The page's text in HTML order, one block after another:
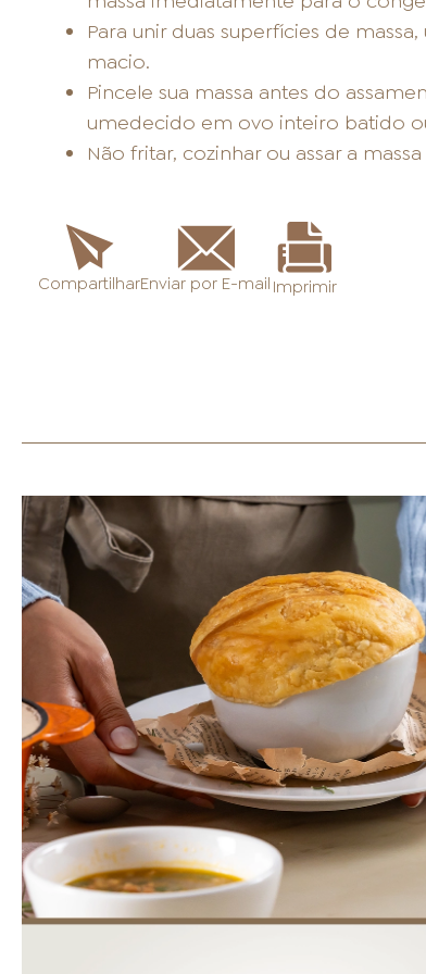
Para unir duas superfícies de
macio.
Pincele sua massa antes do
umedecido em ovo inteiro batido
Não fritar, cozinhar ou assar a
CompartilharEnviar por E-mail Imprimir